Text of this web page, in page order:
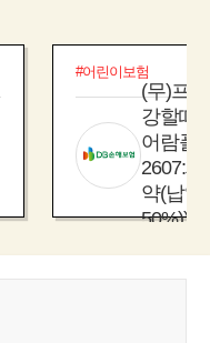
전자보험
#어린이보험
(무)프
강할때
어람플
2607:
약(납입
50%))